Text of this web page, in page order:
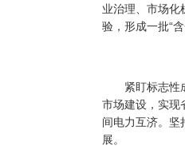
业治理、市场化
验，形成一批“
紧盯标志性成
市场建设，实现
间电力互济。坚
展。